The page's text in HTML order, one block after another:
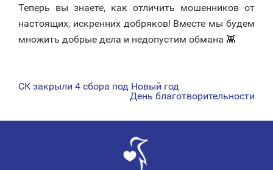
Теперь вы знаете, как отличить мошенников от
настоящих, искренних добряков! Вместе мы будем
множить добрые дела и недопустим обмана 👾
НАВИГАЦИЯ
СК закрыли 4 сбора под Новый год
День благотворительности